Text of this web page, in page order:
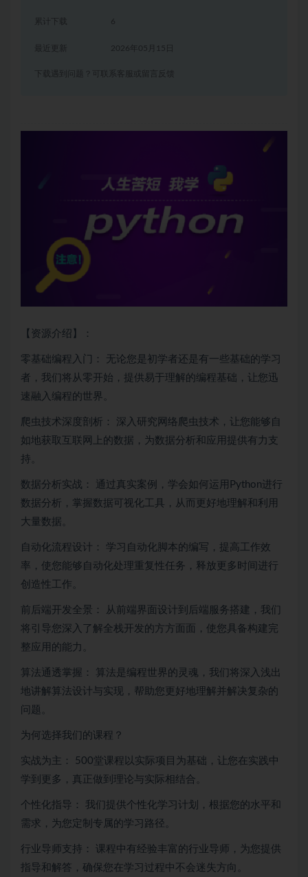
累计下载 6
2026年05月15日
下载遇到问题？可联系客服或留言反馈
【资源介绍】：
零基础编程入门： 无论您是初学者还是有一些基础的学习
者，我们将从零开始，提供易于理解的编程基础，让您迅
速融入编程的世界。
爬虫技术深度剖析： 深入研究网络爬虫技术，让您能够自
如地获取互联网上的数据，为数据分析和应用提供有力支
持。
数据分析实战： 通过真实案例，学会如何运用 Python进行
数据分析，掌握数据可视化工具，从而更好地理解和利用
大量数据。
自动化流程设计： 学习自动化脚本的编写，提高工作效
率，使您能够自动化处理重复性任务，释放更多时间进行
创造性工作。
前后端开发全景： 从前端界面设计到后端服务搭建，我们
将引导您深入了解全栈开发的方方面面，使您具备构建完
整应用的能力。
算法 通透掌握： 算法 是编程世界的灵魂，我们将深入浅出
地讲解算法设计与实现，帮助您更好地理解并解决复杂的
问题。
为何选择我们的课程？
实战为主： 500堂课程以实际项目为基础，让您在实践中
学到更多，真正做到理论与实际相结合。
个性化指导： 我们提供个性化学习计划，根据您的水平和
需求，为您定制专属的学习路径。
行业导师支持： 课程中有经验丰富的行业导师，为您提供
指导和解答，确保您在学习过程中不会迷失方向。